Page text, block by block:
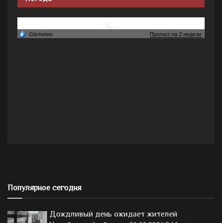
Популярное сегодня
Дождливый день ожидает жителей